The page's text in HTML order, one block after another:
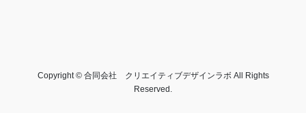
Copyright © 合同会社 クリエイティブデザインラボ All Rights
Reserved.